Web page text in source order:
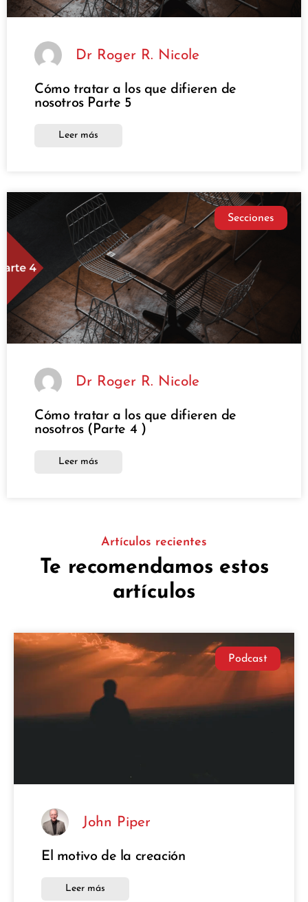
Dr Roger R. Nicole
Cómo tratar a los que difieren de
nosotros Parte 5
Leer más
Secciones
Dr Roger R. Nicole
Cómo tratar a los que difieren de
nosotros (Parte 4 )
Leer más
Artículos recientes
Te recomendamos estos
artículos
Podcast
John Piper
El motivo de la creación
Leer más